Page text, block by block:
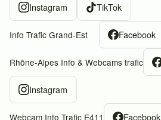
Instagram TikTok
Info Trafic Grand-Est Facebook
Rhône-Alpes Info & Webcams trafic
Instagram
Webcam Info Trafic E411 Facebook